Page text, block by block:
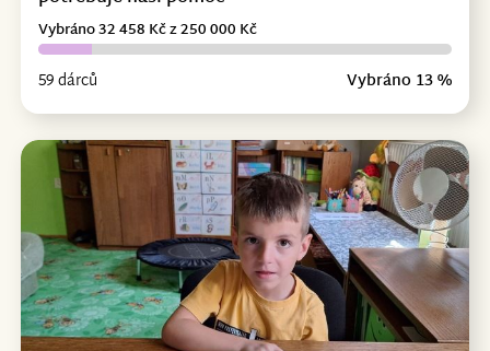
59 dárců Vybráno 13 %
Vybráno 32 458 Kč z 250 000 Kč